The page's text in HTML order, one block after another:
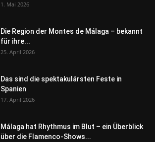
1. Mai 2026
Die Region der Montes de Málaga – bekannt
für ihre...
25. April 2026
Das sind die spektakulärsten Feste in
Spanien
17. April 2026
Málaga hat Rhythmus im Blut – ein Überblick
über die Flamenco-Shows...